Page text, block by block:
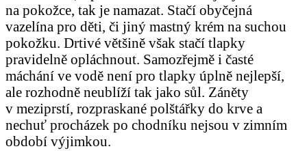
na pokožce, tak je namazat. Stačí obyčejná
vazelína pro děti, či jiný mastný krém na suchou
pokožku. Drtivé většině však stačí tlapky
pravidelně opláchnout. Samozřejmě i časté
máchání ve vodě není pro tlapky úplně nejlepší,
ale rozhodně neublíží tak jako sůl. Záněty
v meziprstí, rozpraskané polštářky do krve a
nechuť procházek po chodníku nejsou v zimním
období výjimkou.